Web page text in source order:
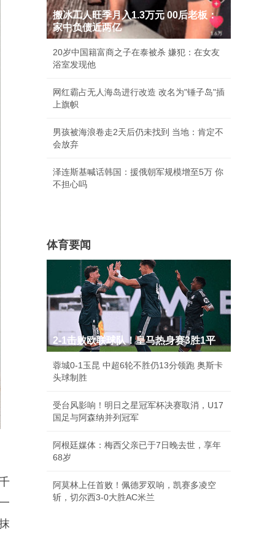
搬冰工人旺季月入1.3万元 00后老板：
家中负债近两亿
20岁中国籍富商之子在泰被杀 嫌犯：在女友
浴室发现他
网红霸占无人海岛进行改造 改名为"锤子岛"插
上旗帜
男孩被海浪卷走2天后仍未找到 当地：肯定不
会放弃
泽连斯基喊话韩国：援俄朝军规模增至5万 你
不担心吗
体育要闻
2-1击败欧联球队！皇马热身赛3胜1平
蓉城0-1玉昆 中超6轮不胜仍13分领跑 奥斯卡
头球制胜
受台风影响！明日之星冠军杯决赛取消，U17
国足与阿森纳并列冠军
阿根廷媒体：梅西父亲已于7日晚去世，享年
68岁
阿莫林上任首败！佩德罗双响，凯赛多凌空
斩，切尔西3-0大胜AC米兰